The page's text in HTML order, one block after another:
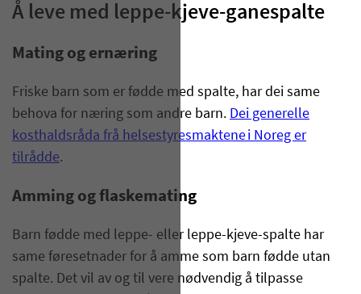
Å leve med leppe-kjeve-ganespalte
Mating og ernæring
Friske barn som er fødde med spalte, har dei same
behova for næring som andre barn. Dei generelle
kosthaldsråda frå helsestyresmaktene i Noreg er
tilrådde.
Amming og flaskemating
Barn fødde med leppe- eller leppe-kjeve-spalte har
same føresetnader for å amme som barn fødde utan
spalte. Det vil av og til vere nødvendig å tilpasse